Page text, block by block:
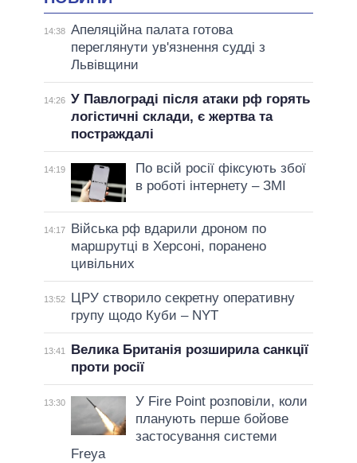
14:38 Апеляційна палата готова
переглянути ув'язнення судді з
Львівщини
14:26 У Павлограді після атаки рф горять
логістичні склади, є жертва та
постраждалі
14:19
По всій росії фіксують збої
в роботі інтернету – ЗМІ
14:17
Війська рф вдарили дроном по
маршрутці в Херсоні, поранено
цивільних
13:52
ЦРУ створило секретну оперативну
групу щодо Куби – NYT
13:41
Велика Британія розширила санкції
проти росії
13:30
У Fire Point розповіли, коли
планують перше бойове
застосування системи
Freya